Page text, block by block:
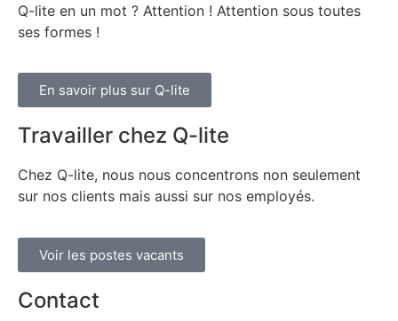
Q-lite en un mot ? Attention ! Attention sous toutes
ses formes !
En savoir plus sur Q-lite
Travailler chez Q-lite
Chez Q-lite, nous nous concentrons non seulement
sur nos clients mais aussi sur nos employés.
Voir les postes vacants
Contact